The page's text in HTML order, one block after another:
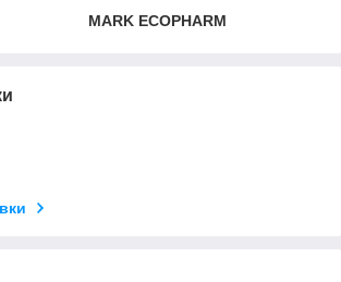
MARK ECOPHARM